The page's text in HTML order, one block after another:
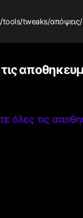
/tools/tweaks/απόψεις
τις
όλες τις